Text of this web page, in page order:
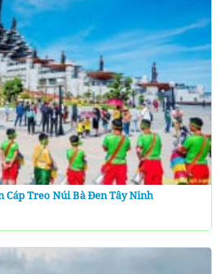
Cáp Treo Núi Bà Đen Tây Ninh